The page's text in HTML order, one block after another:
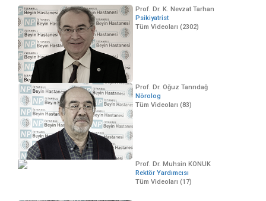
Prof. Dr. K. Nevzat Tarhan
Psikiyatrist
Tüm Videoları (2302)
Prof. Dr. Oğuz Tanrıdağ
Nörolog
Tüm Videoları (83)
Prof. Dr. Muhsin KONUK
Rektör Yardımcısı
Tüm Videoları (17)